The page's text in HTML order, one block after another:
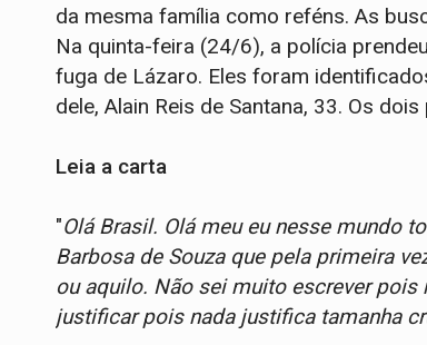
da mesma família como reféns. As
Na quinta-feira (24/6), a polícia
fuga de Lázaro. Eles foram
dele, Alain Reis de Santana, 33. Os
Leia a carta
"Olá Brasil. Olá meu eu nesse mundo
Barbosa de Souza que pela primeira
ou aquilo. Não sei muito escrever
justificar pois nada justifica tamanha